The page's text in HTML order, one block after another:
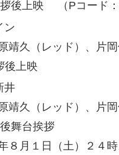
後上映 （Pコード：
ン
靖久（レッド）、片
後上映
井
靖久（レッド）、片
舞台挨拶
８月１日（土）２４